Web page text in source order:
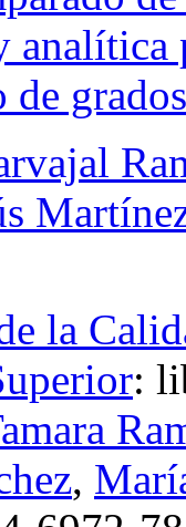
analítica
de
la
:
,